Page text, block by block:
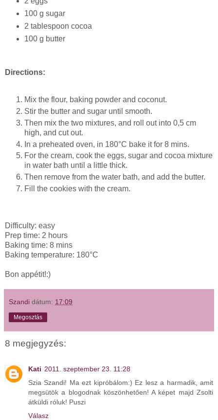
100 g sugar
2 tablespoon cocoa
100 g butter
Directions:
Mix the flour, baking powder and coconut.
Stir the butter and sugar until smooth.
Then mix the two mixtures, and roll out into 0,5 cm
high, and cut out.
In a preheated oven, in 180°C bake it for 8 mins.
For the cream, cook the eggs, sugar and cocoa mixture
in water bath until a little thick.
Then remove from the water bath, and add the butter.
Fill the cookies with the cream.
Difficulty: easy
Prep time: 2 hours
Baking time: 8 mins
Baking temperature: 180°C
Bon appétit!:)
Szandi dátum: 17:09
Megosztás
8 megjegyzés:
Kati 2011. szeptember 23. 11:28
Szia Szandi! Ma ezt kipróbálom:) Ez lesz a harmadik, amit
megsütök a blogodnak köszönhetően! A képet majd Zsolti
átküldi róluk! Puszi
Válasz